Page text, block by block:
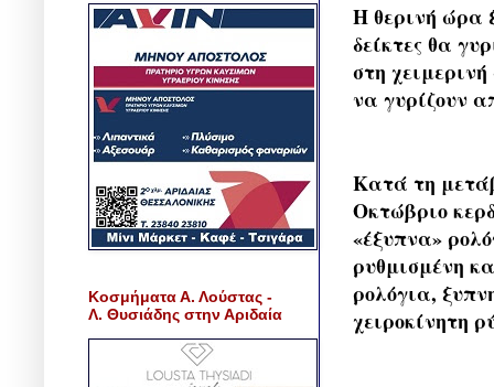
Η θερινή ώρα
δείκτες θα
στη
να γυρίζουν
Κατά τη
Οκτώβριο
«έξυπνα»
ρυθμισμένη
ρολόγια,
χειροκίνητη
Κοσμήματα Α. Λούστας -
Λ. Θυσιάδης στην Αριδαία